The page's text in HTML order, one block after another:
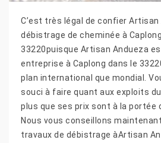
C’est très légal de confier Artisan
débistrage de cheminée à
33220puisque Artisan Andueza
entreprise à Caplong dans le
plan international que mondial.
souci à faire quant aux exploits
plus que ses prix sont à la portée
Nous vous conseillons
travaux de débistrage àArtisan